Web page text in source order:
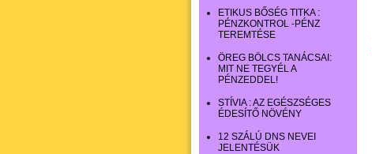
ETIKUS BŐSÉG TITKA :
PÉNZKONTROL -PÉNZ
TEREMTÉSE
ÖREG BÖLCS TANÁCSAI:
MIT NE TEGYÉL A
PÉNZEDDEL!
STÍVIA : AZ EGÉSZSÉGES
ÉDESÍTŐ NÖVÉNY
12 SZÁLÚ DNS NEVEI
JELENTÉSÜK